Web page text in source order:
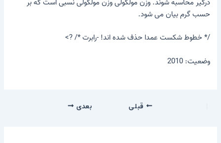
درگیر محاسبه شوند. وزن مولکولی وزن مولکولی نسبی است که بر
حسب گرم بیان می شود.
/* خطوط شکست عمدا حذف شده اند! -رابرت */ ?>
وضعیت: 2010
قبلی بعدی